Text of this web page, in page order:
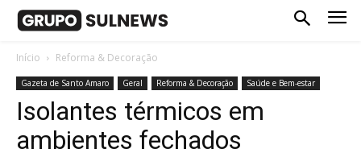
Início Reforma & Decoração
Gazeta de Santo Amaro Geral Reforma & Decoração Saúde e Bem-estar
Isolantes térmicos em
ambientes fechados